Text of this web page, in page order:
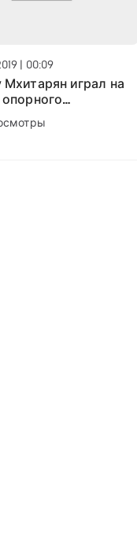
| 00:09
играл на
Отвечает